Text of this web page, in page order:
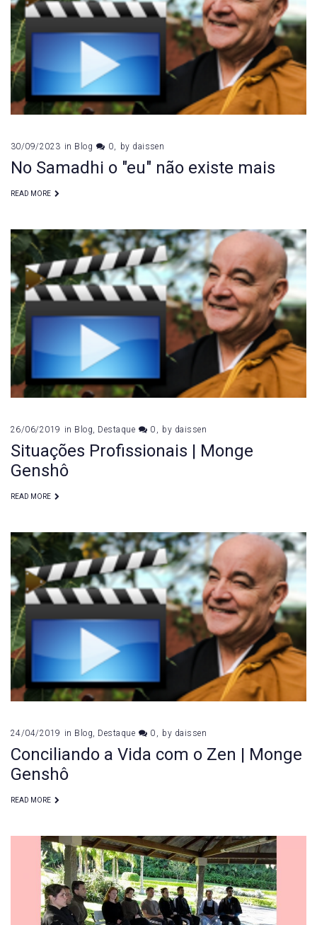
30/09/2023 in Blog 0 by daissen
No Samadhi o "eu" não existe mais
READ MORE
26/06/2019 in Blog, Destaque 0 by daissen
Situações Profissionais | Monge
Genshô
READ MORE
24/04/2019 in Blog, Destaque 0 by daissen
Conciliando a Vida com o Zen | Monge
Genshô
READ MORE